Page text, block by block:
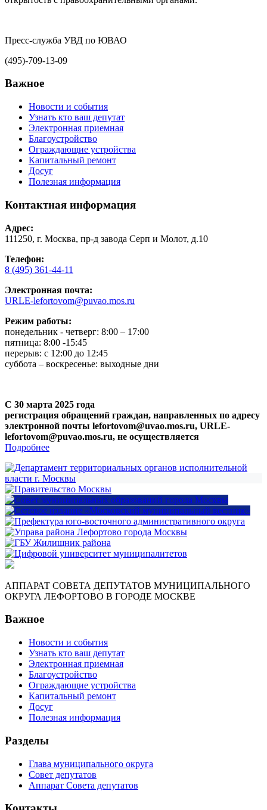
Пресс-служба УВД по ЮВАО
(495)-709-13-09
Важное
Новости и события
Узнать кто ваш депутат
Электронная приемная
Благоустройство
Ограждающие устройства
Капитальный ремонт
Досуг
Полезная информация
Контактная информация
Адрес:
111250, г. Москва, пр-д завода Серп и Молот, д.10
Телефон:
8 (495) 361-44-11
Электронная почта:
URLE-lefortovom@puvao.mos.ru
Режим работы:
понедельник - четверг: 8:00 – 17:00
пятница: 8:00 -15:45
перерыв: с 12:00 до 12:45
суббота – воскресенье: выходные дни
С 30 марта 2025 года
регистрация обращений граждан, направленных по адресу
электронной почты lefortovom@uvao.mos.ru, URLE-
lefortovom@puvao.mos.ru, не осуществляется
Подробнее
АППАРАТ СОВЕТА ДЕПУТАТОВ МУНИЦИПАЛЬНОГО
ОКРУГА ЛЕФОРТОВО В ГОРОДЕ МОСКВЕ
Важное
Новости и события
Узнать кто ваш депутат
Электронная приемная
Благоустройство
Ограждающие устройства
Капитальный ремонт
Досуг
Полезная информация
Разделы
Глава муниципального округа
Совет депутатов
Аппарат Совета депутатов